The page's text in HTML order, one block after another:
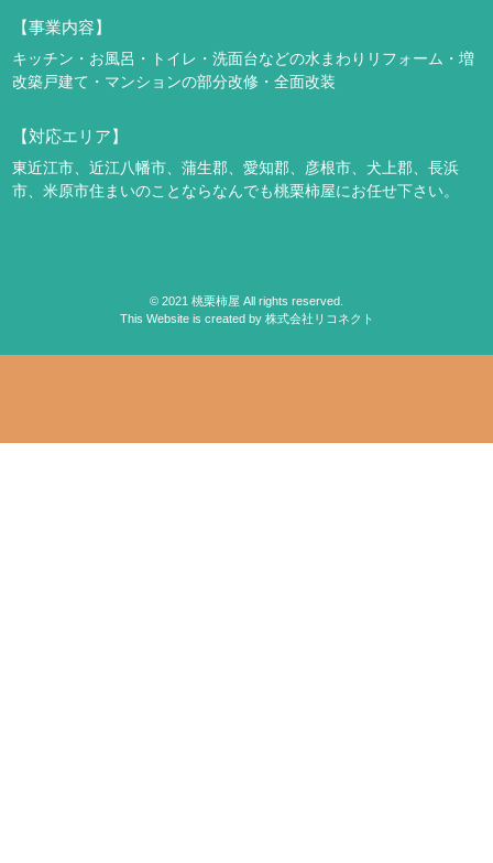
【事業内容】
キッチン・お風呂・トイレ・洗面台などの水まわりリフォーム・増
改築戸建て・マンションの部分改修・全面改装
【対応エリア】
東近江市、近江八幡市、蒲生郡、愛知郡、彦根市、犬上郡、長浜
市、米原市住まいのことならなんでも桃栗柿屋にお任せ下さい。
© 2021 桃栗柿屋 All rights reserved.
This Website is created by 株式会社リコネクト